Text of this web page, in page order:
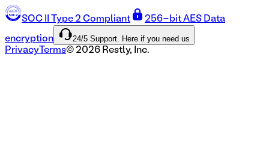
SOC II Type 2 Compliant 256-bit AES Data
encryption 24/5 Support. Here if you need us
Privacy Terms© 2026 Restly, Inc.